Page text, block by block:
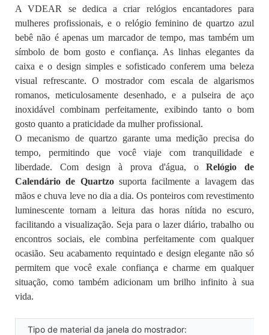
A VDEAR se dedica a criar relógios encantadores para
mulheres profissionais, e o relógio feminino de quartzo azul
bebê não é apenas um marcador de tempo, mas também um
símbolo de bom gosto e confiança. As linhas elegantes da
caixa e o design simples e sofisticado conferem uma beleza
visual refrescante. O mostrador com escala de algarismos
romanos, meticulosamente desenhado, e a pulseira de aço
inoxidável combinam perfeitamente, exibindo tanto o bom
gosto quanto a praticidade da mulher profissional.
O mecanismo de quartzo garante uma medição precisa do
tempo, permitindo que você viaje com tranquilidade e
liberdade. Com design à prova d'água, oRelógio de
Calendário de Quartzosuporta facilmente a lavagem das
mãos e chuva leve no dia a dia. Os ponteiros com revestimento
luminescente tornam a leitura das horas nítida no escuro,
facilitando a visualização. Seja para o lazer diário, trabalho ou
encontros sociais, ele combina perfeitamente com qualquer
ocasião. Seu acabamento requintado e design elegante não só
permitem que você exale confiança e charme em qualquer
situação, como também adicionam um brilho infinito à sua
vida.
Tipo de material da janela do mostrador: